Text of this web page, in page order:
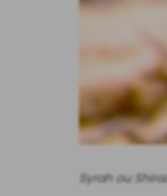
Syrah ou